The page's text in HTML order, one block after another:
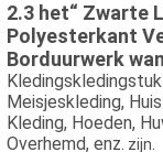
2.3 het“ Zwarte
Polyesterkant
Borduurwerk
Meisjeskleding,
Kleding, Hoeden,
Overhemd, enz. zijn.